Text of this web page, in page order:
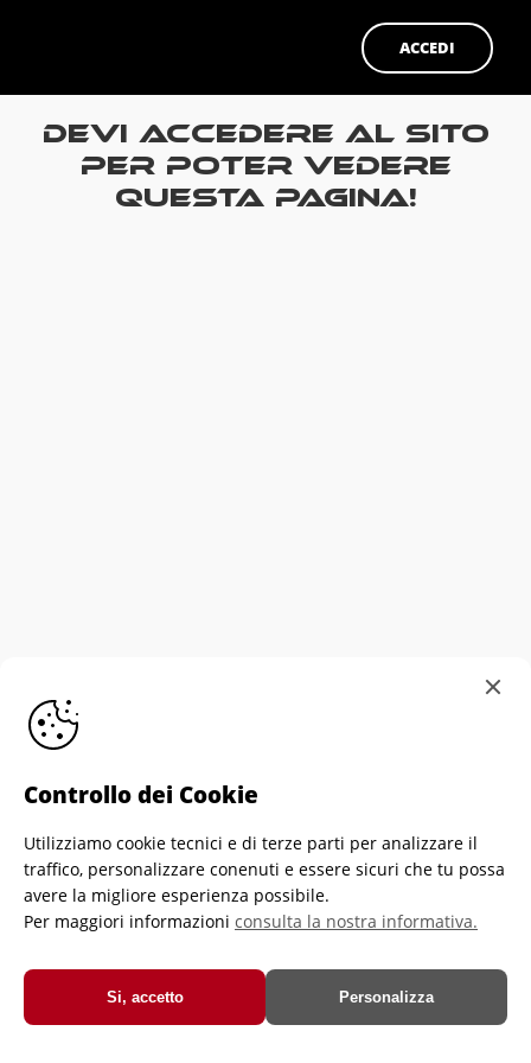
ACCEDI
Devi accedere al sito
per poter vedere
questa pagina!
Informativa sull'utilizzo dei cookie
Personalizza
Cookies
Privacy Policy di Crescere Portiere
Crescere Portiere Asd-Ets - Via Brozzoni, 9 - 25125 Brescia - Italia -
© Crescere Portiere Asd-Ets
Controllo dei Cookie
Utilizziamo cookie tecnici e di terze parti per analizzare il
traffico, personalizzare conenuti e essere sicuri che tu possa
avere la migliore esperienza possibile.
Per maggiori informazioni consulta la nostra informativa.
Si, accetto Personalizza